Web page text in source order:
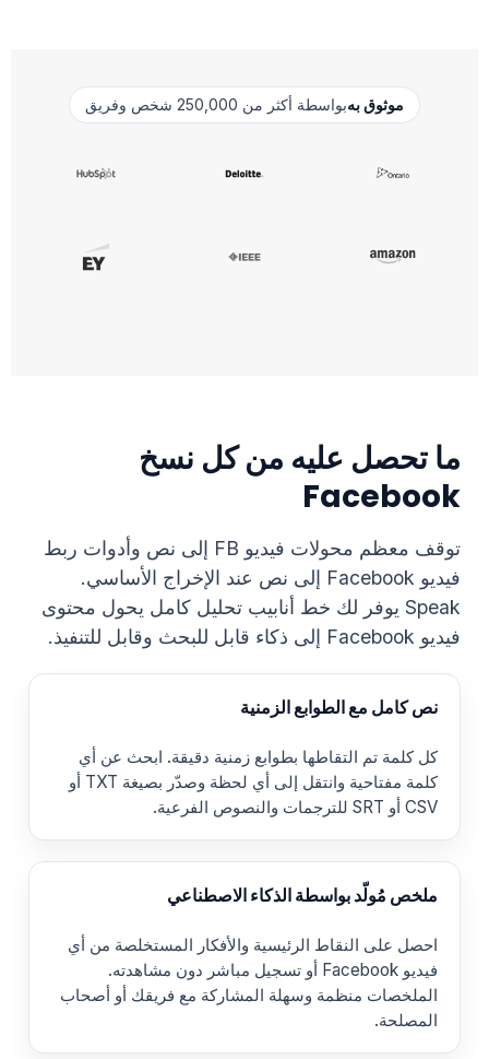
موثوق بهبواسطة أكثر من 250,000 شخص وفريق
ما تحصل عليه من كل نسخ
Facebook
توقف معظم محولات فيديو FB إلى نص وأدوات ربط
فيديو Facebook إلى نص عند الإخراج الأساسي.
Speak يوفر لك خط أنابيب تحليل كامل يحول محتوى
فيديو Facebook إلى ذكاء قابل للبحث وقابل للتنفيذ.
نص كامل مع الطوابع الزمنية
كل كلمة تم التقاطها بطوابع زمنية دقيقة. ابحث عن أي
كلمة مفتاحية وانتقل إلى أي لحظة وصدّر بصيغة TXT أو
CSV أو SRT للترجمات والنصوص الفرعية.
ملخص مُولّد بواسطة الذكاء الاصطناعي
احصل على النقاط الرئيسية والأفكار المستخلصة من أي
فيديو Facebook أو تسجيل مباشر دون مشاهدته.
الملخصات منظمة وسهلة المشاركة مع فريقك أو أصحاب
المصلحة.